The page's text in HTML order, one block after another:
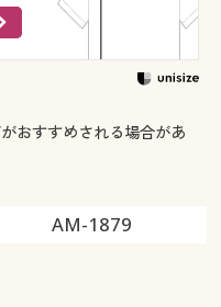
おすすめされる場合があ
AM-1879